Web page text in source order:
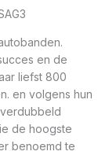
en de
liefst 800
en volgens hun
de hoogste
benoemd te